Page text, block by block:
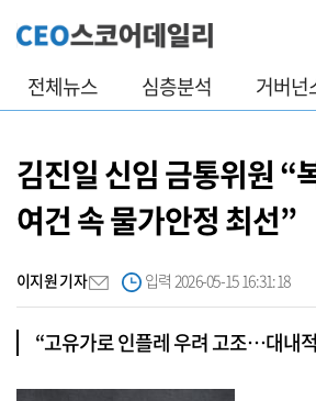
전체뉴스 심층분석 거버넌
김진일 신임 금통위원 “
여건 속 물가안정 최선”
이지원 기자 입력 2026-05-15 16:31:18
“고유가로 인플레 우려 고조…대내